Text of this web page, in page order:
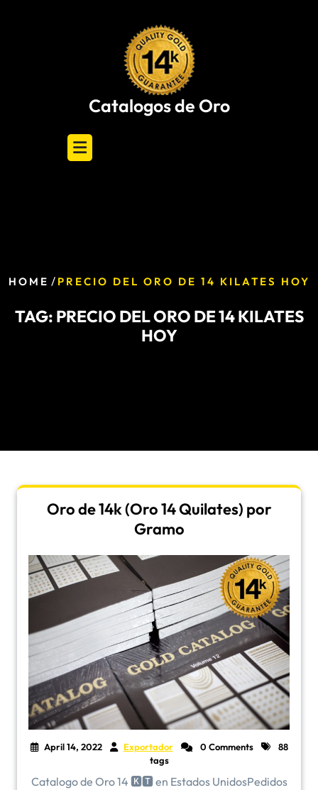
Catalogos de Oro
HOME / PRECIO DEL ORO DE 14 KILATES HOY
TAG: PRECIO DEL ORO DE 14 KILATES
HOY
Oro de 14k (Oro 14 Quilates) por
Gramo
April 14, 2022 Exportador 0 Comments
88
tags
Catalogo de Oro 14 🅺🆃 en Estados UnidosPedidos